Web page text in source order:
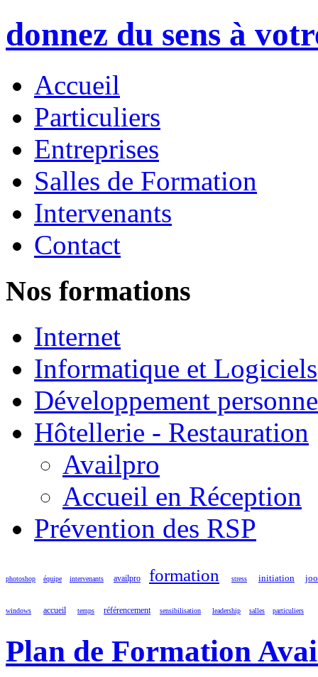
donnez du sens à
Accueil
Particuliers
Entreprises
Salles de Formation
Intervenants
Contact
Nos formations
Internet
Informatique et Logiciels
Développement
Hôtellerie - Restauration
Availpro
Accueil en Réception
Prévention des RSP
photoshop équipe intervenants availpro formation stress initiation
windows accueil temps référencement sensibilisation leadership salles particuliers
Plan de Formation